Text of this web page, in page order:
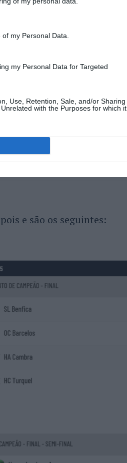
my Personal Data.
my Personal Data for Targeted
Use, Retention, Sale, and/or Sharing
with the Purposes for which it
e são os seguintes: